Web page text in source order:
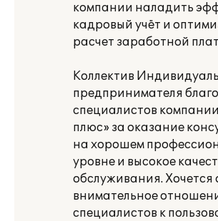
компании наладить
кадровый учёт и
расчет заработной
Коллектив
предпринимателя
специалистов
плюс» за оказание
на хорошем
уровне и высокое
обслуживания. Хочется
внимательное
специалистов к